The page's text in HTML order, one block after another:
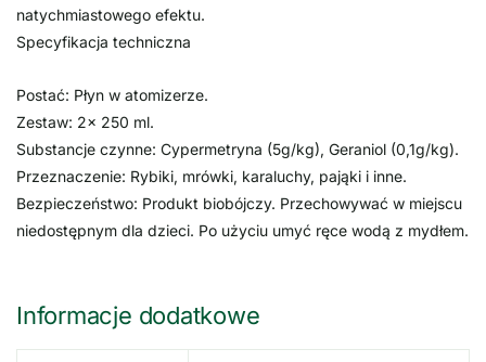
natychmiastowego efektu.
Specyfikacja techniczna
Postać: Płyn w atomizerze.
Zestaw: 2x 250 ml.
Substancje czynne: Cypermetryna (5g/kg), Geraniol (0,1g/kg).
Przeznaczenie: Rybiki, mrówki, karaluchy, pająki i inne.
Bezpieczeństwo: Produkt biobójczy. Przechowywać w miejscu
niedostępnym dla dzieci. Po użyciu umyć ręce wodą z mydłem.
Informacje dodatkowe